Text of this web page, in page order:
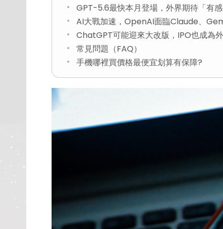
GPT-5.6最快本月登場，外界期待「有感
AI大戰加速，OpenAI面臨Claude、
ChatGPT可能迎來大改版，IPO也成為
常見問題（FAQ）
手機哪裡買價格最便宜划算有保障?